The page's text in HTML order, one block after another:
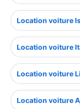
Location voiture
Location voiture
Location voiture
Location voiture